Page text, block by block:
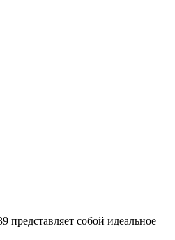
представляет собой идеальное